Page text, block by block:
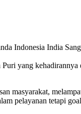
Indonesia India
Puri yang
masyarakat,
pelayanan tetapi